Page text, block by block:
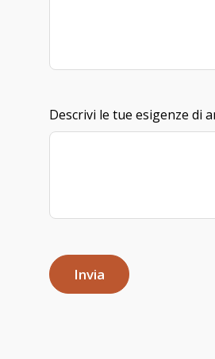
Descrivi le tue esigenze di
Invia